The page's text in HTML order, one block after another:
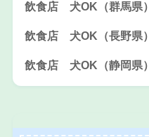
飲食店 犬OK（群馬県）
飲食店 犬OK（長野県）
飲食店 犬OK（静岡県）